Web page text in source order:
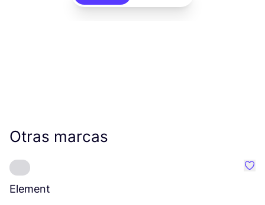
Otras marcas
Element